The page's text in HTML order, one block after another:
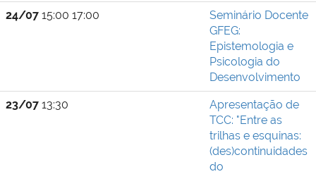
24/07 15:00 17:00
Seminário Docente
GFEG:
Epistemologia e
Psicologia do
Desenvolvimento
23/07 13:30
Apresentação de
TCC: "Entre as
trilhas e esquinas:
(des)continuidades
do